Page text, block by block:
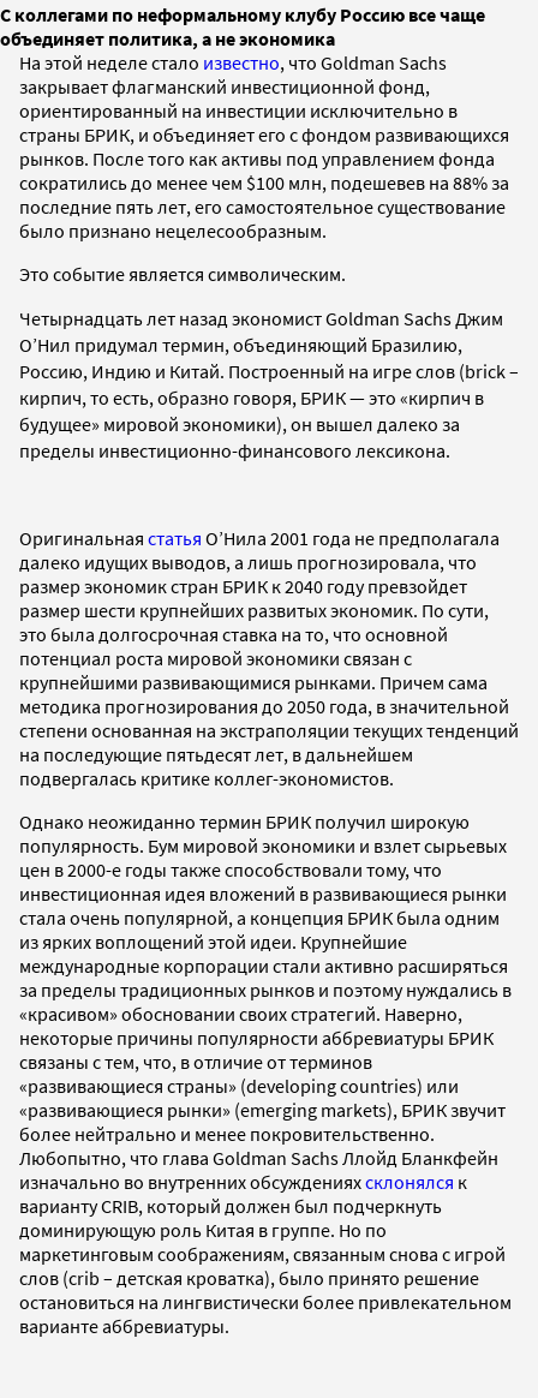
С коллегами по неформальному клубу Россию все чаще
объединяет политика, а не экономика
На этой неделе стало известно, что Goldman Sachs
закрывает флагманский инвестиционной фонд,
ориентированный на инвестиции исключительно в
страны БРИК, и объединяет его с фондом развивающихся
рынков. После того как активы под управлением фонда
сократились до менее чем $100 млн, подешевев на 88% за
последние пять лет, его самостоятельное существование
было признано нецелесообразным.
Это событие является символическим.
Четырнадцать лет назад экономист Goldman Sachs Джим
О’Нил придумал термин, объединяющий Бразилию,
Россию, Индию и Китай. Построенный на игре слов (brick –
кирпич, то есть, образно говоря, БРИК — это «кирпич в
будущее» мировой экономики), он вышел далеко за
пределы инвестиционно-финансового лексикона.
Оригинальная статья О’Нила 2001 года не предполагала
далеко идущих выводов, а лишь прогнозировала, что
размер экономик стран БРИК к 2040 году превзойдет
размер шести крупнейших развитых экономик. По сути,
это была долгосрочная ставка на то, что основной
потенциал роста мировой экономики связан с
крупнейшими развивающимися рынками. Причем сама
методика прогнозирования до 2050 года, в значительной
степени основанная на экстраполяции текущих тенденций
на последующие пятьдесят лет, в дальнейшем
подвергалась критике коллег-экономистов.
Однако неожиданно термин БРИК получил широкую
популярность. Бум мировой экономики и взлет сырьевых
цен в 2000-е годы также способствовали тому, что
инвестиционная идея вложений в развивающиеся рынки
стала очень популярной, а концепция БРИК была одним
из ярких воплощений этой идеи. Крупнейшие
международные корпорации стали активно расширяться
за пределы традиционных рынков и поэтому нуждались в
«красивом» обосновании своих стратегий. Наверно,
некоторые причины популярности аббревиатуры БРИК
связаны с тем, что, в отличие от терминов
«развивающиеся страны» (developing countries) или
«развивающиеся рынки» (emerging markets), БРИК звучит
более нейтрально и менее покровительственно.
Любопытно, что глава Goldman Sachs Ллойд Бланкфейн
изначально во внутренних обсужденияхсклонялся к
варианту CRIB, который должен был подчеркнуть
доминирующую роль Китая в группе. Но по
маркетинговым соображениям, связанным снова с игрой
слов (crib – детская кроватка), было принято решение
остановиться на лингвистически более привлекательном
варианте аббревиатуры.